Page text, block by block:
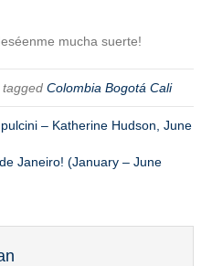
mucha suerte!
tagged Colombia Bogotá Cali
– Katherine Hudson, June
Janeiro! (January – June